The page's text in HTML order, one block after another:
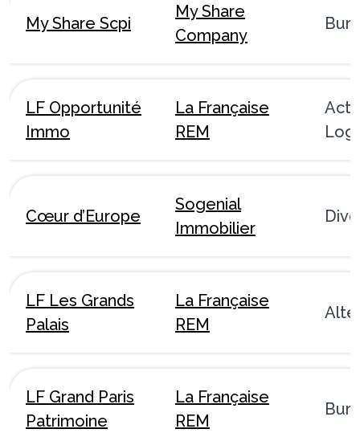
My Share Scpi
My Share
Company
LF Opportunité
Immo
La Française
REM
Cœur d’Europe
Sogenial
Immobilier
LF Les Grands
Palais
La Française
REM
LF Grand Paris
Patrimoine
La Française
REM